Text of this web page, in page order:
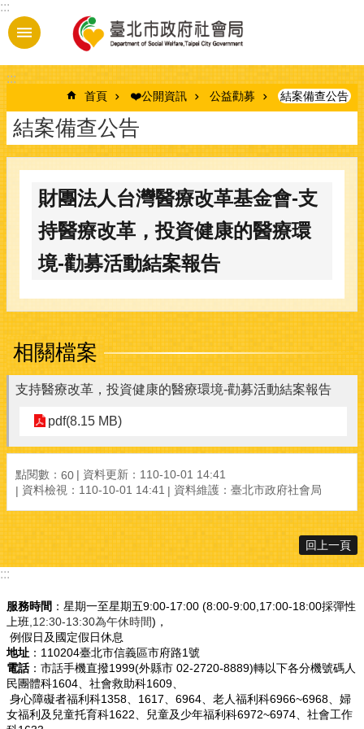
跳到主要內容區塊
:::
:::
首頁 ❤️公開資訊 公益勸募 結案備查公告
結案備查公告
財團法人台灣醫療改革基金會-支
持醫療改革，投資健康的醫療環
境-勸募活動結案報告
相關檔案
支持醫療改革，投資健康的醫療環境-勸募活動結案報告
pdf(8.15 MB)
點閱數： 60
資料更新：110-10-01 14:41
資料檢視：110-10-01 14:41
資料維護：臺北市政府社會局
回上一頁
:::
服務時間 ：星期一至星期五9:00-17:00 (8:00-9:00,17:00-18:00採彈性
上班 ,12:30-13:30為午休時間)，
例假日及國定假日休息
地址 ：110204臺北市信義區市府路1號
電話：市話手機直撥1999(外縣市 02-2720-8889)轉以下各分機號碼人
民團體科1604、社會救助科1609、
身心障礙者福利科1358、1617、6964、老人福利科6966~6968、婦
女福利及兒童托育科1622、兒童及少年福利科6972~6974、社會工作